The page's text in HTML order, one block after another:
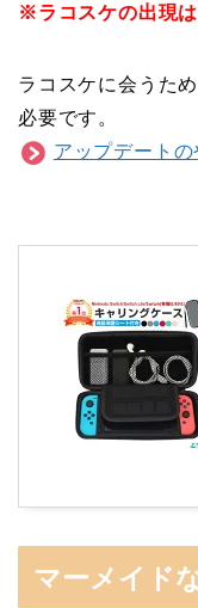
※ラコスケの出現は
ラコスケに会うた
必要です。
アップデートの
マーメイド